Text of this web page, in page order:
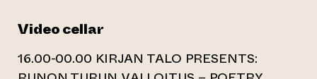
Video cellar
16.00-00.00 KIRJAN TALO PRESENTS: